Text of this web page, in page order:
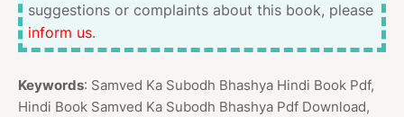
suggestions or complaints about this book, please
inform us.
Keywords: Samved Ka Subodh Bhashya Hindi Book Pdf,
Hindi Book Samved Ka Subodh Bhashya Pdf Download,